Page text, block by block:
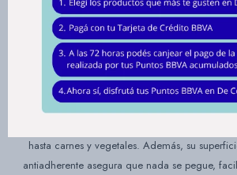
Este modelo combina la resistencia del acero
plástico de alta calidad. Su uso es sumamente
temperatura entre 60°C y 200°C y programar el
dándote control total sobre una amplia
Descubrí una forma más sana de disfrutar tus
hasta carnes y vegetales. Además, su
antiadherente asegura que nada se pegue,